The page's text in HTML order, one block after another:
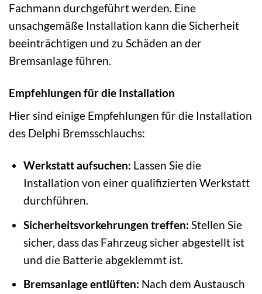
Fachmann durchgeführt werden. Eine
unsachgemäße Installation kann die Sicherheit
beeinträchtigen und zu Schäden an der
Bremsanlage führen.
Empfehlungen für die Installation
Hier sind einige Empfehlungen für die Installation
des Delphi Bremsschlauchs:
Werkstatt aufsuchen: Lassen Sie die
Installation von einer qualifizierten Werkstatt
durchführen.
Sicherheitsvorkehrungen treffen: Stellen Sie
sicher, dass das Fahrzeug sicher abgestellt ist
und die Batterie abgeklemmt ist.
Bremsanlage entlüften: Nach dem Austausch